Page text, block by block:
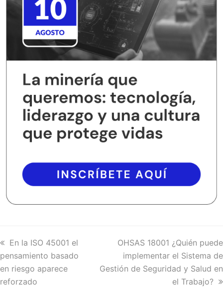
previous
post:
En la ISO 45001 el
pensamiento basado
en riesgo aparece
reforzado
next
post:
OHSAS 18001 ¿Quién puede
implementar el Sistema de
Gestión de Seguridad y Salud en
el Trabajo?